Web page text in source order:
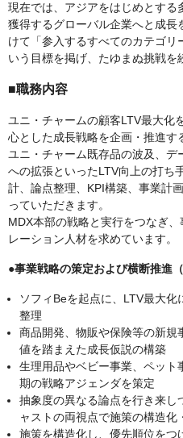
現在では、アジアをはじめとする
獲得するグローバル企業へと成長
けて「参入するすべてのカテゴリ
いう目標を掲げ、たゆまぬ挑戦を
■職務内容
ユニ・チャームの顧客LTV最大化
心とした成長戦略を企画・推進す
ユニ・チャーム既存品の波及、デ
への拡張といったLTV向上の打ち
計、論点整理、KPI構築、事業計
っていただきます。
MDX本部の戦略と実行をつなぎ
レーション人材を求めています。
●事業戦略の策定および横断推進
ソフィBeを起点に、LTV最大
整理
商品開発、物販や保険等の新規
値を踏まえた成長仮説の構築
生理用品やベビー事業、ペッ
期の戦略アジェンダを策定
抽象度の異なる論点を行き来し
ャストの両視点で施策の構造化
施策を構造化し、優先順位をつ